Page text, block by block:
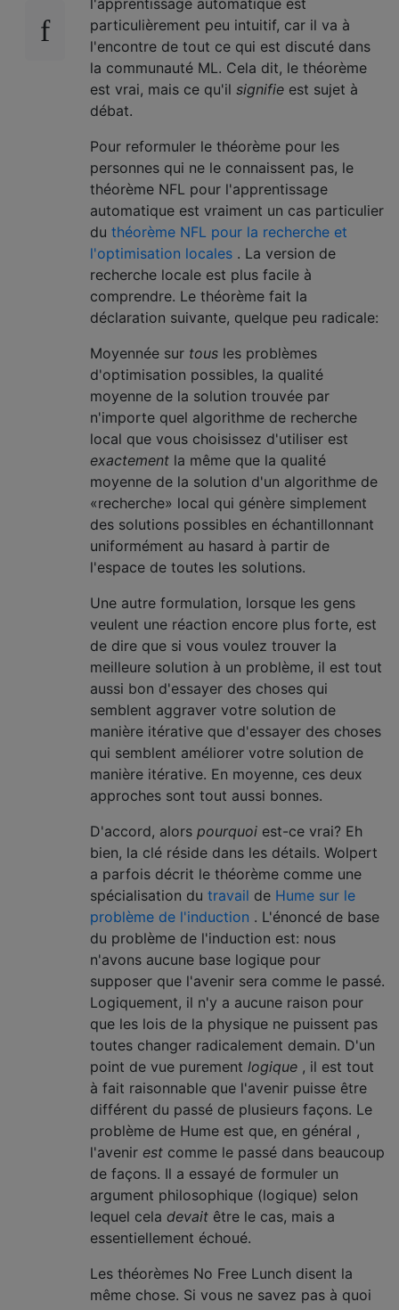
l'apprentissage automatique est
particulièrement peu intuitif, car il va à
l'encontre de tout ce qui est discuté dans
la communauté ML. Cela dit, le théorème
est vrai, mais ce qu'il signifie est sujet à
débat.
Pour reformuler le théorème pour les
personnes qui ne le connaissent pas, le
théorème NFL pour l'apprentissage
automatique est vraiment un cas particulier
du théorème NFL pour la recherche et
l'optimisation locales . La version de
recherche locale est plus facile à
comprendre. Le théorème fait la
déclaration suivante, quelque peu radicale:
Moyennée sur tous les problèmes
d'optimisation possibles, la qualité
moyenne de la solution trouvée par
n'importe quel algorithme de recherche
local que vous choisissez d'utiliser est
exactement la même que la qualité
moyenne de la solution d'un algorithme de
«recherche» local qui génère simplement
des solutions possibles en échantillonnant
uniformément au hasard à partir de
l'espace de toutes les solutions.
Une autre formulation, lorsque les gens
veulent une réaction encore plus forte, est
de dire que si vous voulez trouver la
meilleure solution à un problème, il est tout
aussi bon d'essayer des choses qui
semblent aggraver votre solution de
manière itérative que d'essayer des choses
qui semblent améliorer votre solution de
manière itérative. En moyenne, ces deux
approches sont tout aussi bonnes.
D'accord, alors pourquoi est-ce vrai? Eh
bien, la clé réside dans les détails. Wolpert
a parfois décrit le théorème comme une
spécialisation du travail de Hume sur le
problème de l'induction . L'énoncé de base
du problème de l'induction est: nous
n'avons aucune base logique pour
supposer que l'avenir sera comme le passé.
Logiquement, il n'y a aucune raison pour
que les lois de la physique ne puissent pas
toutes changer radicalement demain. D'un
point de vue purement logique , il est tout
à fait raisonnable que l'avenir puisse être
différent du passé de plusieurs façons. Le
problème de Hume est que, en général ,
l'avenir est comme le passé dans beaucoup
de façons. Il a essayé de formuler un
argument philosophique (logique) selon
lequel cela devait être le cas, mais a
essentiellement échoué.
Les théorèmes No Free Lunch disent la
même chose. Si vous ne savez pas à quoi